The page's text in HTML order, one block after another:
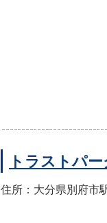
トラストパ
住所：大分県別府市